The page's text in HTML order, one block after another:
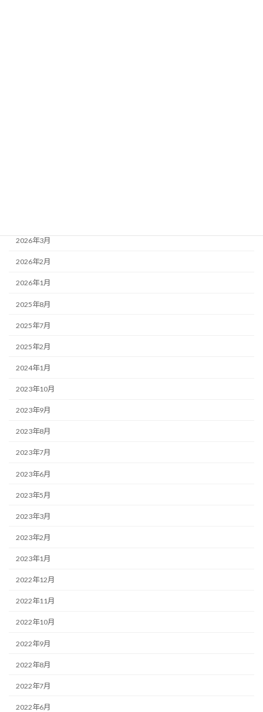
2026年3月
2026年2月
2026年1月
2025年8月
2025年7月
2025年2月
2024年1月
2023年10月
2023年9月
2023年8月
2023年7月
2023年6月
2023年5月
2023年3月
2023年2月
2023年1月
2022年12月
2022年11月
2022年10月
2022年9月
2022年8月
2022年7月
2022年6月